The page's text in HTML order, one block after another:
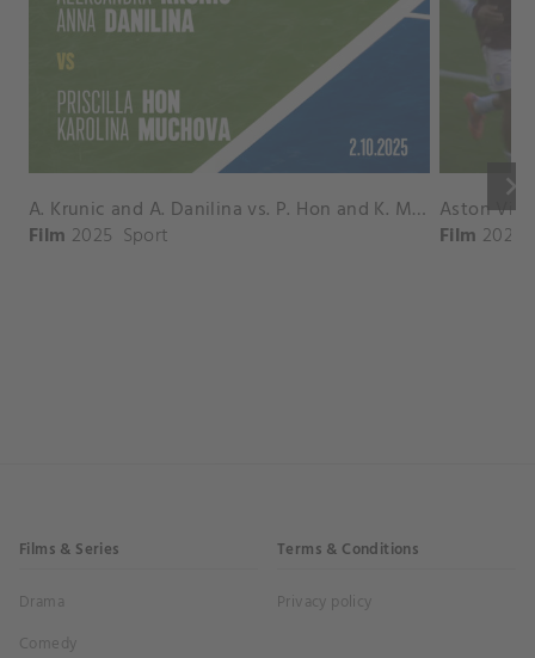
keyboard_arrow_right
A. Krunic and A. Danilina vs. P. Hon and K. Muchova Match Highlights - BEIJING_Capital Group Diamond ( October 02, 2025)
Film 2025 Sport Film 2026
Films & Series
Drama
Comedy
Terms & Conditions
Privacy policy